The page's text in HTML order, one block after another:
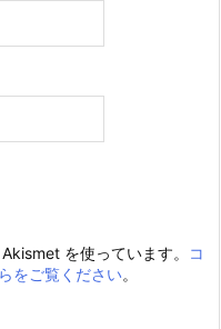
を使っています。
コ
をご覧ください。